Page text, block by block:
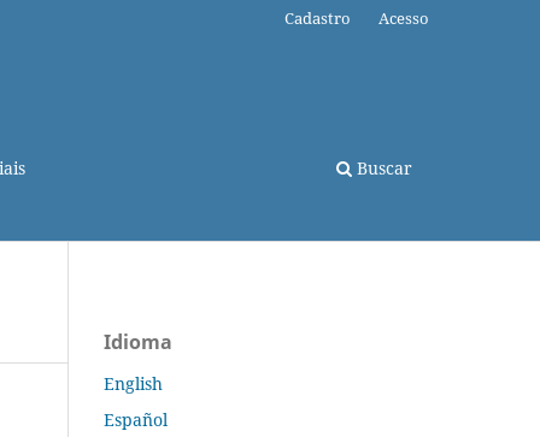
Buscar
Cadastro Acesso
Idioma
English
Español